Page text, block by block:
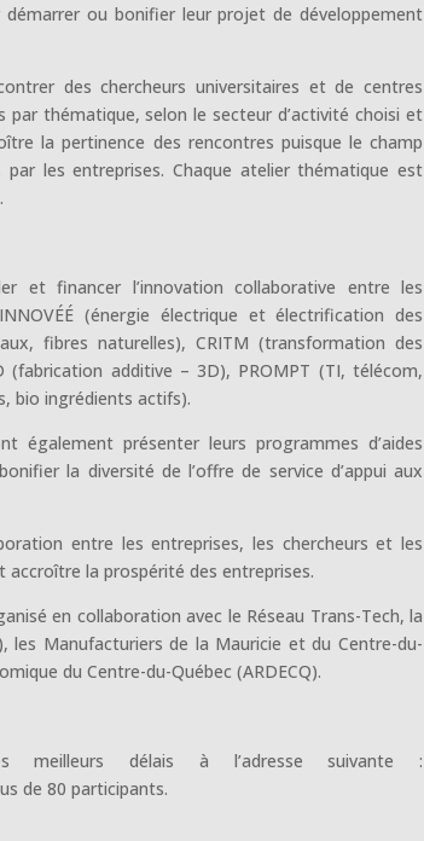
ou bonifier leur projet de développement
des chercheurs universitaires et de centres
thématique, selon le secteur d’activité choisi et
la pertinence des rencontres puisque le champ
les entreprises. Chaque atelier thématique est
et financer l’innovation collaborative entre les
(énergie électrique et électrification des
fibres naturelles), CRITM (transformation des
(fabrication additive – 3D), PROMPT (TI, télécom,
bio ingrédients actifs).
également présenter leurs programmes d’aides
la diversité de l’offre de service d’appui aux
entre les entreprises, les chercheurs et les
accroître la prospérité des entreprises.
en collaboration avec le Réseau Trans-Tech, la
les Manufacturiers de la Mauricie et du Centre-du-
du Centre-du-Québec (ARDECQ).
meilleurs délais à l’adresse suivante :
de 80 participants.